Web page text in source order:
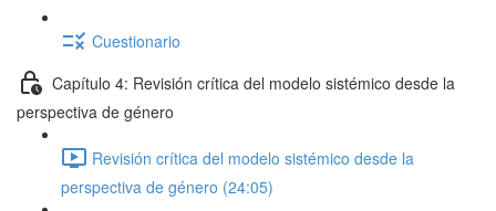
Cuestionario
Capítulo 4: Revisión crítica del modelo sistémico desde la
perspectiva de género
Revisión crítica del modelo sistémico desde la
perspectiva de género (24:05)